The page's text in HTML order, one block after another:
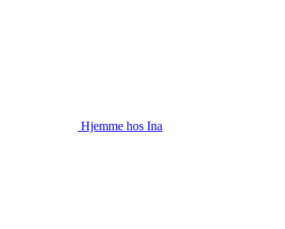
Hjemme hos Ina